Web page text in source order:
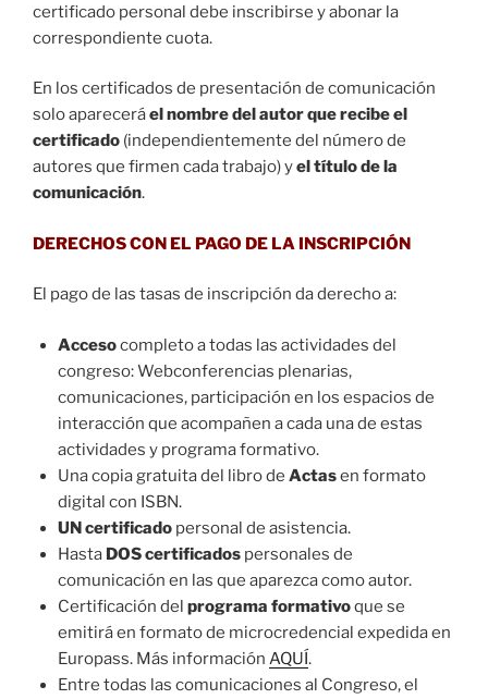
certificado personal debe inscribirse y abonar la
correspondiente cuota.
En los certificados de presentación de comunicación
solo apareceráel nombre del autor que recibe el
certificado (independientemente del número de
autores que firmen cada trabajo) yel título de la
comunicación.
DERECHOS CON EL PAGO DE LA INSCRIPCIÓN
El pago de las tasas de inscripción da derecho a:
Accesocompleto a todas las actividades del
congreso: Webconferencias plenarias,
comunicaciones, participación en los espacios de
interacción que acompañen a cada una de estas
actividades y programa formativo.
Una copia gratuita del libro de Actasen formato
digital con ISBN.
UN certificadopersonal de asistencia.
Hasta DOS certificadospersonales de
comunicación en las que aparezca como autor.
Certificación del programa formativoque se
emitirá en formato de microcredencial expedida en
Europass. Más información AQUÍ.
Entre todas las comunicaciones al Congreso, el